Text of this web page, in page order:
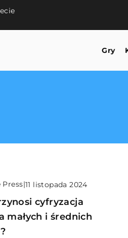
Gry
|11 listopada 2024
cyfryzacja
małych i średnich